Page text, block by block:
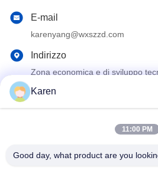
E-mail
karenyang@wxszzd.com
Indirizzo
Zona economica e di sviluppo
Fornitore. 2022-2026 Wuxi East Group
Karen
11:00 PM
Good day, what product are you